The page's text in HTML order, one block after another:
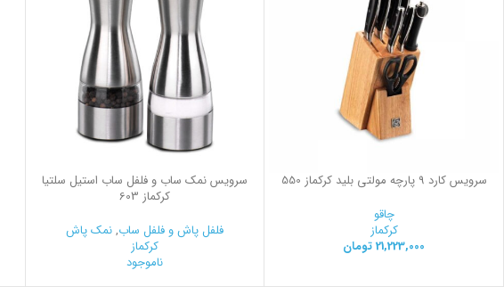
سرویس کارد 9 پارچه مولتی بلید کرکماز 550
چاقو
کرکماز
21,223,000 تومان
سرویس نمک ساب و فلفل ساب استیل سلتیا
کرکماز 603
فلفل پاش و فلفل ساب,نمک پاش
کرکماز
ناموجود